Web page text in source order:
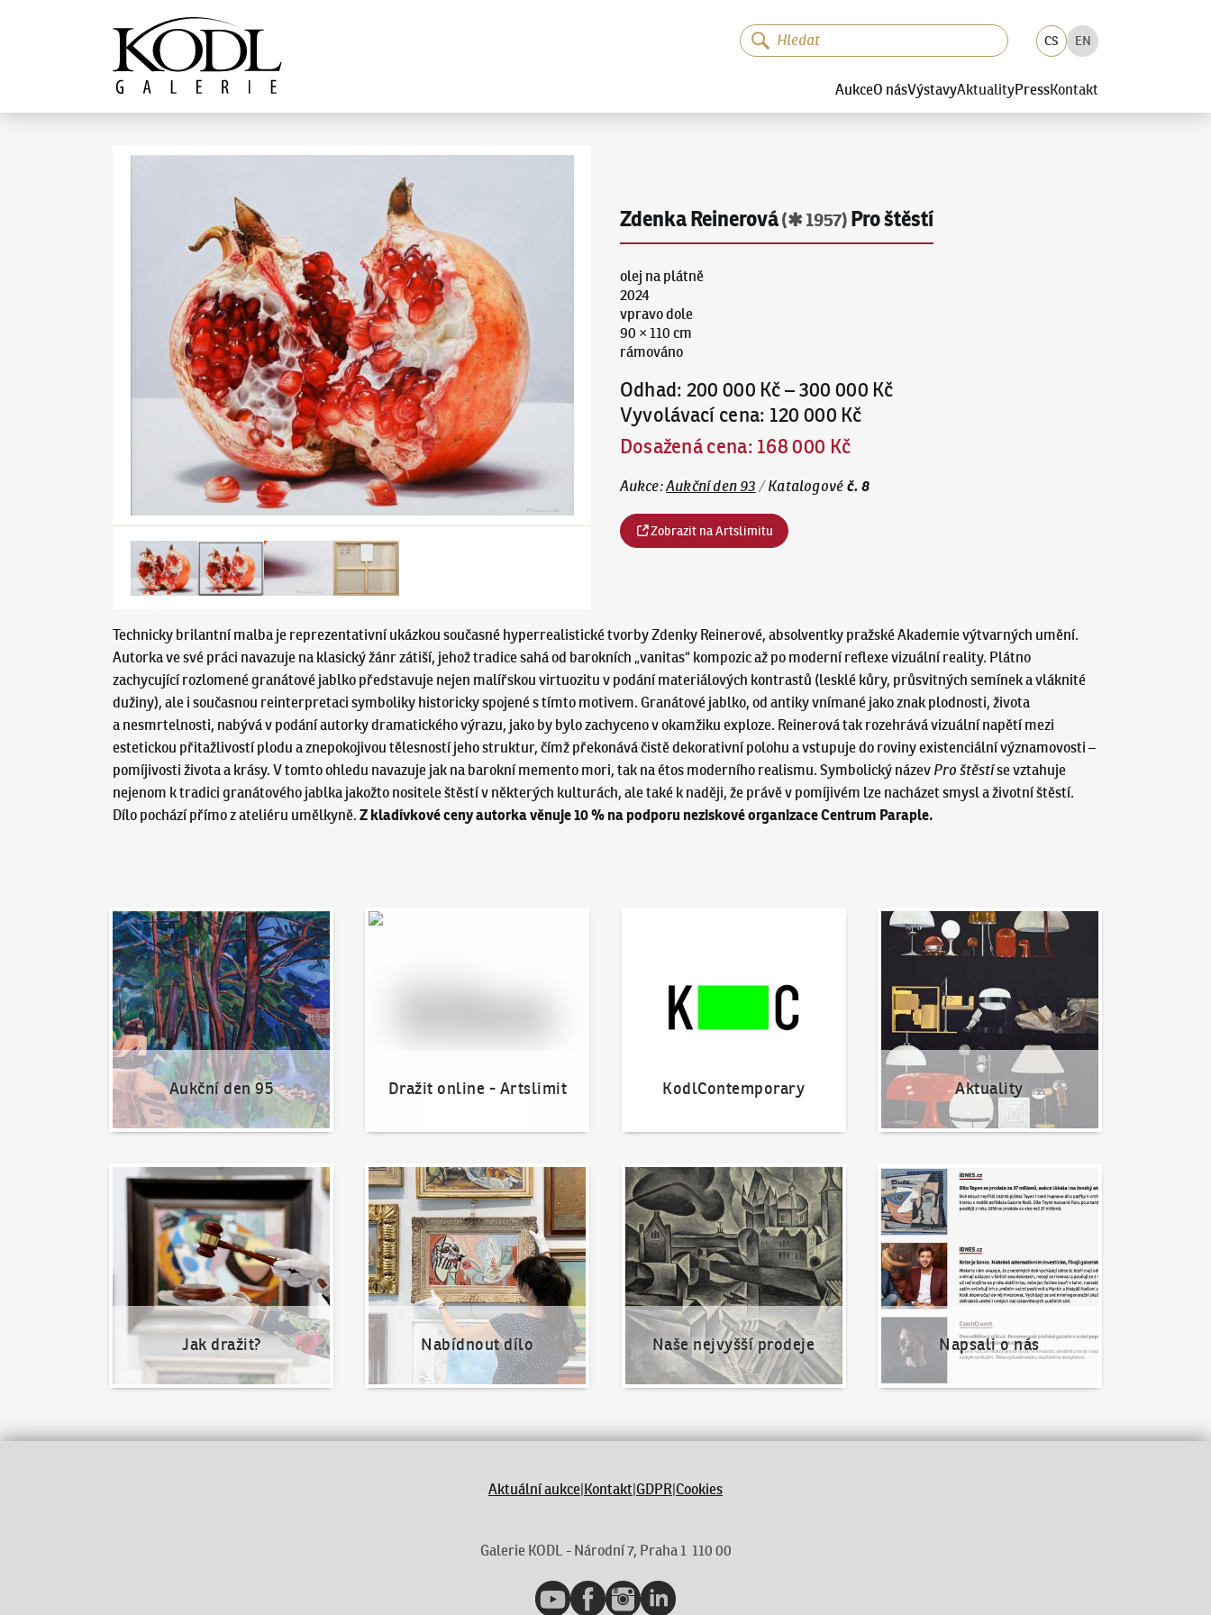
Galerie KODL
CS EN
AukceO násVýstavyAktualityPressKontakt
Zdenka Reinerová(✱ 1957) Pro štěstí
olej na plátně
2024
vpravo dole
90 × 110 cm
rámováno
Odhad: 200 000 Kč–300 000 Kč
Vyvolávací cena: 120 000 Kč
Dosažená cena: 168 000 Kč
Aukce:Aukční den 93 /Katalogové č.8
Zobrazit na Artslimitu
Technicky brilantní malba je reprezentativní ukázkou současné hyperrealistické tvorby Zdenky Reinerové, absolventky pražské Akademie výtvarných umění.
Autorka ve své práci navazuje na klasický žánr zátiší, jehož tradice sahá od barokních „vanitas“ kompozic až po moderní reflexe vizuální reality. Plátno
zachycující rozlomené granátové jablko představuje nejen malířskou virtuozitu v podání materiálových kontrastů (lesklé kůry, průsvitných semínek a vláknité
dužiny), ale i současnou reinterpretaci symboliky historicky spojené s tímto motivem. Granátové jablko, od antiky vnímané jako znak plodnosti, života
a nesmrtelnosti, nabývá v podání autorky dramatického výrazu, jako by bylo zachyceno v okamžiku exploze. Reinerová tak rozehrává vizuální napětí mezi
estetickou přitažlivostí plodu a znepokojivou tělesností jeho struktur, čímž překonává čistě dekorativní polohu a vstupuje do roviny existenciální významovosti –
pomíjivosti života a krásy. V tomto ohledu navazuje jak na barokní memento mori, tak na étos moderního realismu. Symbolický název Pro štěstíse vztahuje
nejenom k tradici granátového jablka jakožto nositele štěstí v některých kulturách, ale také k naději, že právě v pomíjivém lze nacházet smysl a životní štěstí.
Dílo pochází přímo z ateliéru umělkyně.Z kladívkové ceny autorka věnuje 10 % na podporu neziskové organizace Centrum Paraple.
Aukční den 95
Aukční den 95
Dražit online - Artslimit
Dražit online - Artslimit
KodlContemporary Aktuality
Aktuality
Jak dražit?
Jak dražit?
Nabídnout dílo
Nabídnout dílo
Naše nejvyšší prodeje
Naše nejvyšší prodeje
Napsali o nás
Napsali o nás
Aktuální aukce|Kontakt|GDPR|Cookies
Galerie KODL - Národní 7, Praha 1 110 00
YouTubeFacebookInstagramLinkedIn